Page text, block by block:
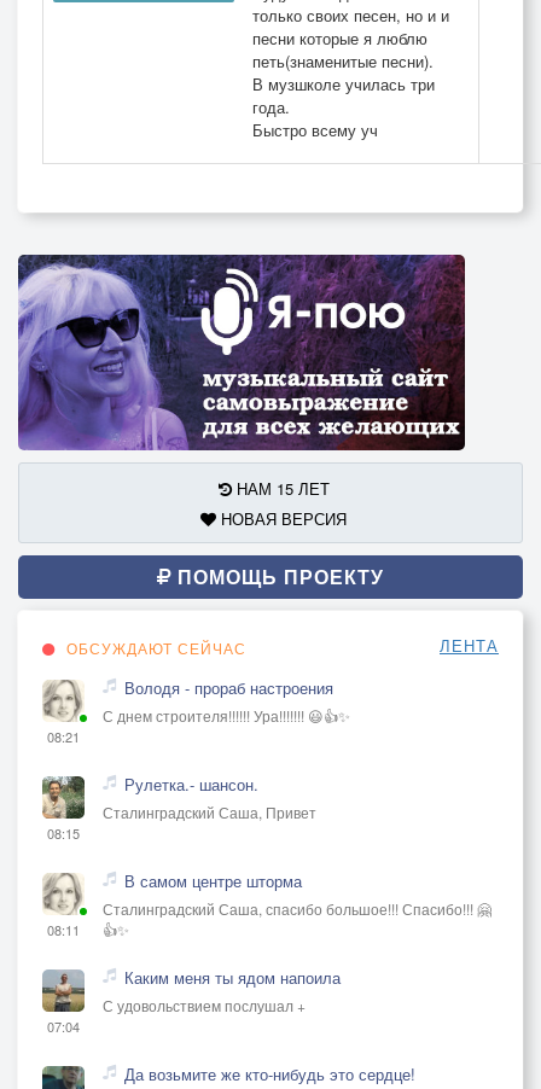
только своих песен, но и и
песни которые я люблю
петь(знаменитые песни).
В музшколе училась три
года.
Быстро всему уч
НАМ 15 ЛЕТ
НОВАЯ ВЕРСИЯ
ПОМОЩЬ ПРОЕКТУ
ОБСУЖДАЮТ СЕЙЧАС ЛЕНТА
08:21
Володя - прораб настроения
С днем строителя!!!!!! Ура!!!!!!! 😃👍✨
08:15
Рулетка.- шансон.
Сталинградский Саша, Привет
08:11
В самом центре шторма
Сталинградский Саша, спасибо большое!!! Спасибо!!! 🤗
👍✨
07:04
Каким меня ты ядом напоила
С удовольствием послушал +
Да возьмите же кто-нибудь это сердце!